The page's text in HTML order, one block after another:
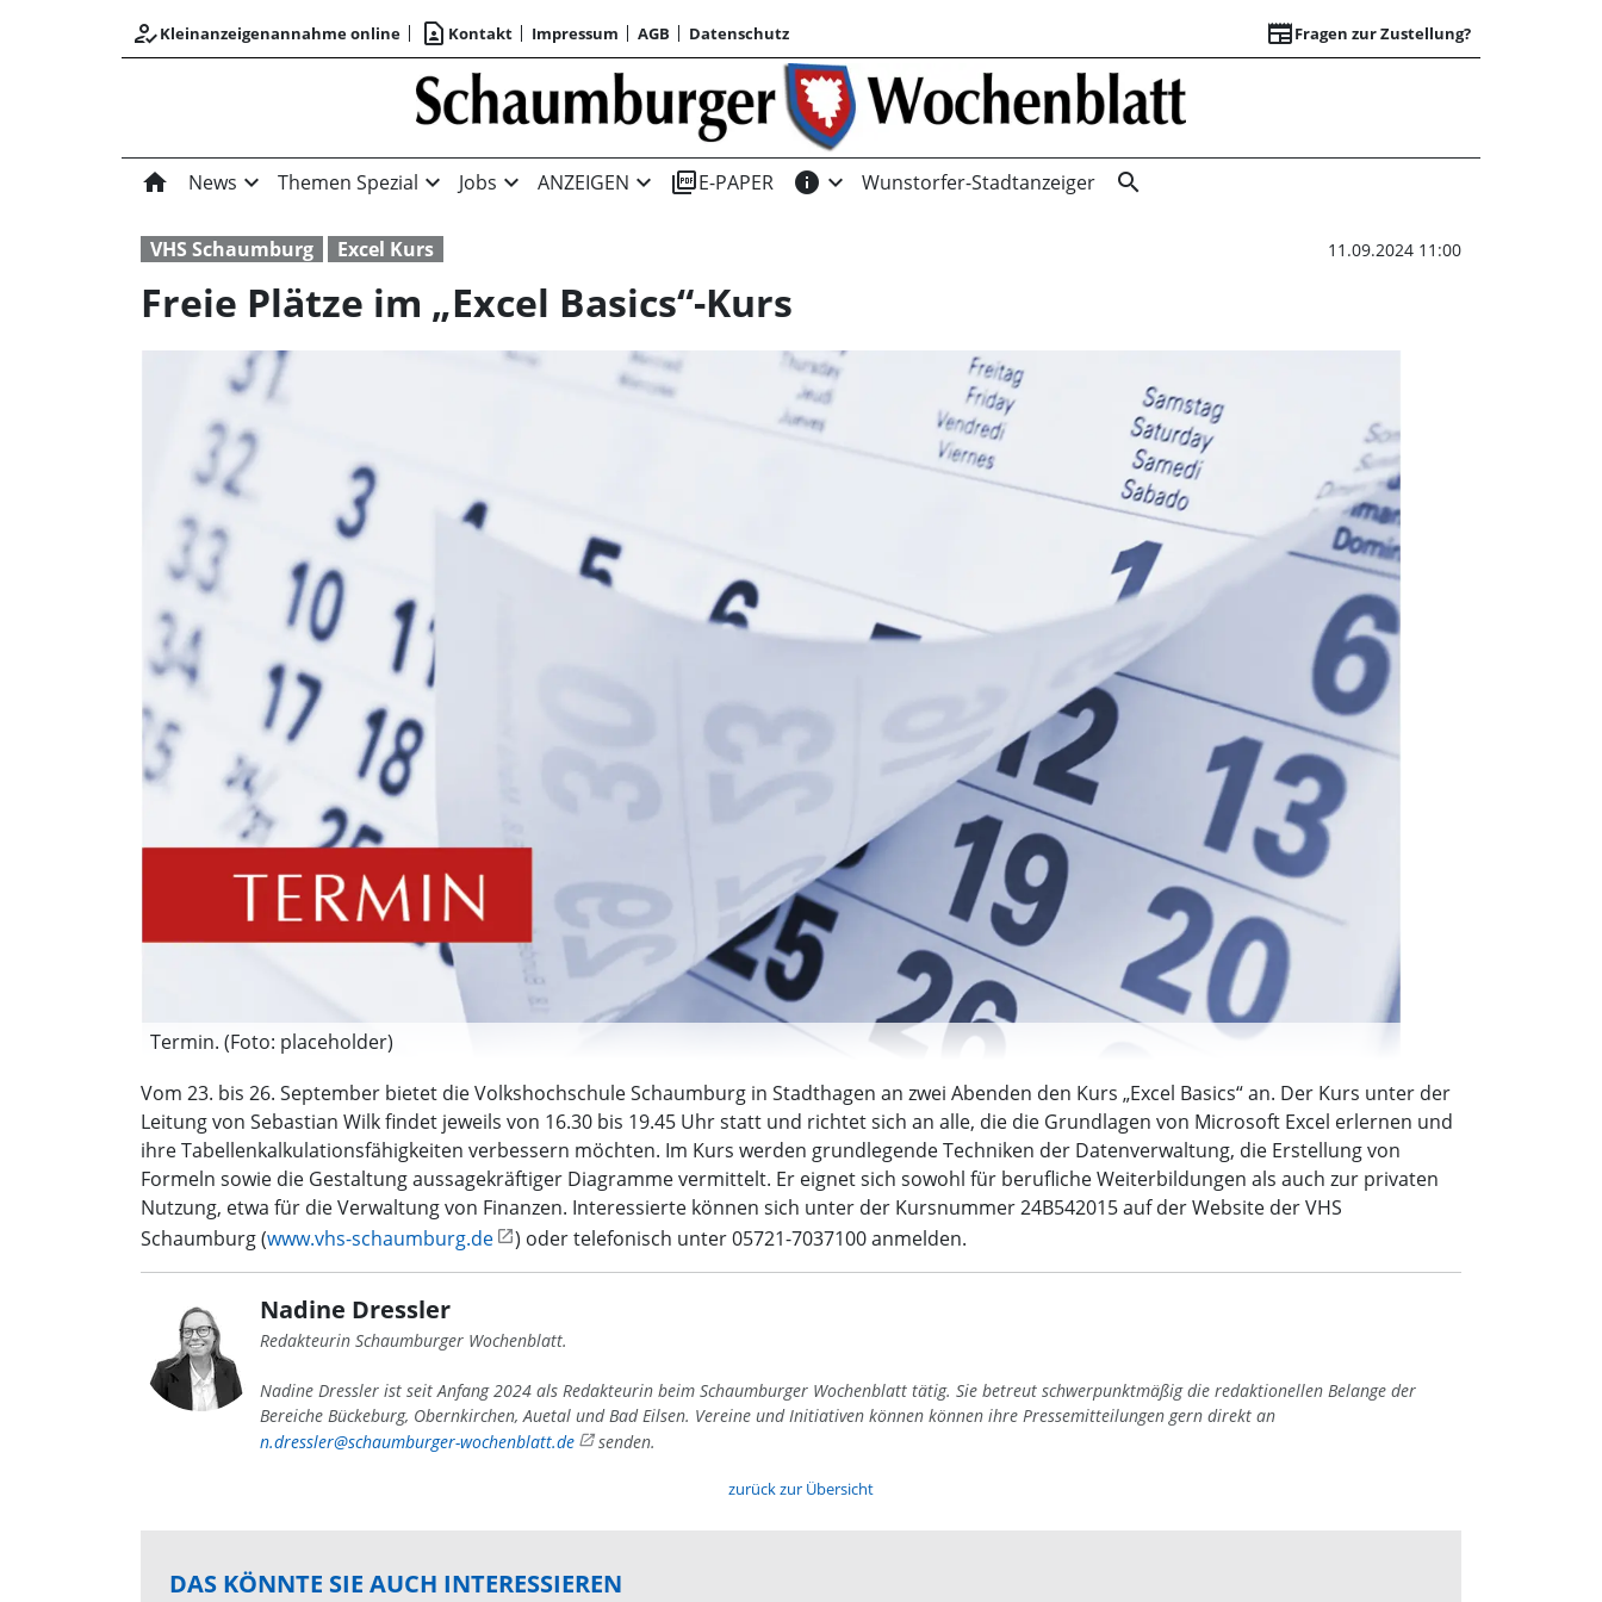
how_to_regKleinanzeigenannahme online contact_page Kontakt Impressum AGB Datenschutz newspaperFragen zur Zustellung?
Freie Plätze im
home News expand_more Themen Spezial expand_more Jobs expand_more ANZEIGEN expand_more picture_as_pdfE-PAPER info expand_more Wunstorfer-Stadtanzeiger search
VHS Schaumburg Excel Kurs 11.09.2024 11:00
Freie Plätze im „Excel Basics“-Kurs
Termin. (Foto: placeholder)
Vom 23. bis 26. September bietet die Volkshochschule Schaumburg in Stadthagen an zwei Abenden den Kurs „Excel Basics“ an. Der Kurs unter der
Leitung von Sebastian Wilk findet jeweils von 16.30 bis 19.45 Uhr statt und richtet sich an alle, die die Grundlagen von Microsoft Excel erlernen und
ihre Tabellenkalkulationsfähigkeiten verbessern möchten. Im Kurs werden grundlegende Techniken der Datenverwaltung, die Erstellung von
Formeln sowie die Gestaltung aussagekräftiger Diagramme vermittelt. Er eignet sich sowohl für berufliche Weiterbildungen als auch zur privaten
Nutzung, etwa für die Verwaltung von Finanzen. Interessierte können sich unter der Kursnummer 24B542015 auf der Website der VHS
Schaumburg (www.vhs-schaumburg.de ) oder telefonisch unter 05721-7037100 anmelden.
Nadine Dressler
Redakteurin Schaumburger Wochenblatt.
Nadine Dressler ist seit Anfang 2024 als Redakteurin beim Schaumburger Wochenblatt tätig. Sie betreut schwerpunktmäßig die redaktionellen Belange der
Bereiche Bückeburg, Obernkirchen, Auetal und Bad Eilsen. Vereine und Initiativen können können ihre Pressemitteilungen gern direkt an
n.dressler@schaumburger-wochenblatt.de
senden.
zurück zur Übersicht
DAS KÖNNTE SIE AUCH INTERESSIEREN